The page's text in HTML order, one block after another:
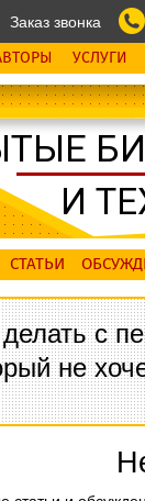
Заказ звонка
УСЛУГИ
И
СТАТЬИ
с
не